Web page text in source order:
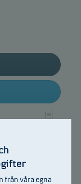
från våra egna